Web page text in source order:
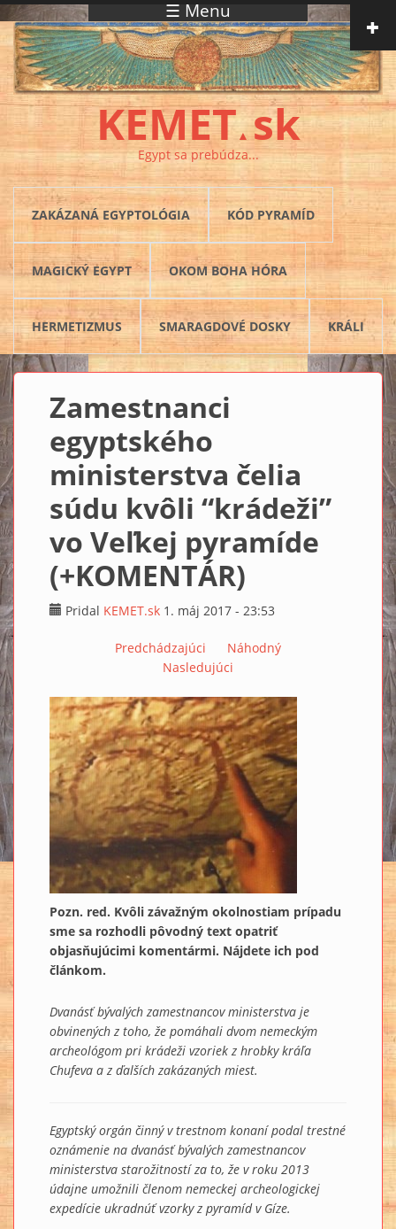
Skočiť na hlavný obsah ☰ Menu
KEMET▲ sk
Egypt sa prebúdza...
ZAKÁZANÁ EGYPTOLÓGIA KÓD PYRAMÍD
MAGICKÝ EGYPT OKOM BOHA HÓRA
HERMETIZMUS SMARAGDOVÉ DOSKY KRÁLI
Zamestnanci
egyptského
ministerstva čelia
súdu kvôli “krádeži”
vo Veľkej pyramíde
(+KOMENTÁR)
Pridal KEMET.sk 1. máj 2017 - 23:53
Predchádzajúci
Náhodný
Nasledujúci
Pozn. red. Kvôli závažným okolnostiam prípadu
sme sa rozhodli pôvodný text opatriť
objasňujúcimi komentármi. Nájdete ich pod
článkom.
Dvanásť bývalých zamestnancov ministerstva je
obvinených z toho, že pomáhali dvom nemeckým
archeológom pri krádeži vzoriek z hrobky kráľa
Chufeva a z ďalších zakázaných miest.
Egyptský orgán činný v trestnom konaní podal trestné
oznámenie na dvanásť bývalých zamestnancov
ministerstva starožitností za to, že v roku 2013
údajne umožnili členom nemeckej archeologickej
expedície ukradnúť vzorky z pyramíd v Gíze.